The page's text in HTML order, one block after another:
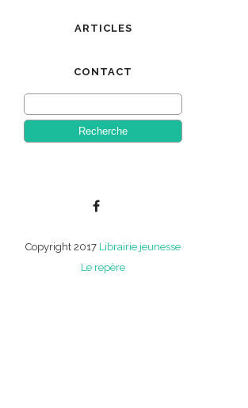
ARTICLES
CONTACT
Copyright 2017 Librairie jeunesse
Le repère